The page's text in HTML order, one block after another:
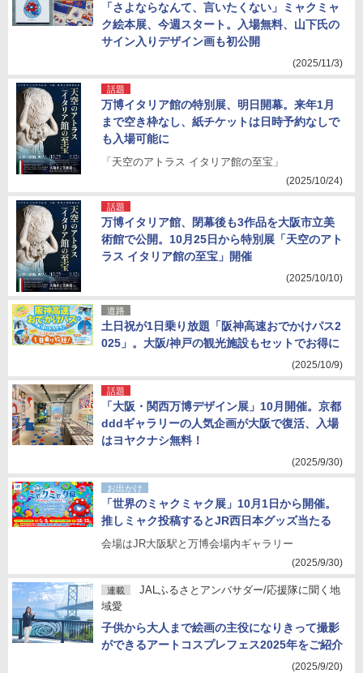
「さよならなんて、言いたくない」ミャクミャ
ク絵本展、今週スタート。入場無料、山下氏の
サイン入りデザイン画も初公開
(2025/11/3)
話題
万博イタリア館の特別展、明日開幕。来年1月
まで空き枠なし、紙チケットは日時予約なしで
も入場可能に
「天空のアトラス イタリア館の至宝」
(2025/10/24)
話題
万博イタリア館、閉幕後も3作品を大阪市立美
術館で公開。10月25日から特別展「天空のアト
ラス イタリア館の至宝」開催
(2025/10/10)
道路
土日祝が1日乗り放題「阪神高速おでかけパス2
025」。大阪/神戸の観光施設もセットでお得に
(2025/10/9)
話題
「大阪・関西万博デザイン展」10月開催。京都
dddギャラリーの人気企画が大阪で復活、入場
はヨヤクナシ無料！
(2025/9/30)
お出かけ
「世界のミャクミャク展」10月1日から開催。
推しミャク投稿するとJR西日本グッズ当たる
会場はJR大阪駅と万博会場内ギャラリー
(2025/9/30)
連載
JALふるさとアンバサダー/応援隊に聞く地
域愛
子供から大人まで絵画の主役になりきって撮影
ができるアートコスプレフェス2025年をご紹介
(2025/9/20)